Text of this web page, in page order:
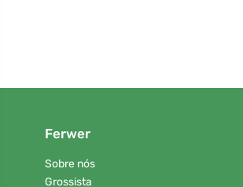
Ferwer
Sobre nós
Grossista